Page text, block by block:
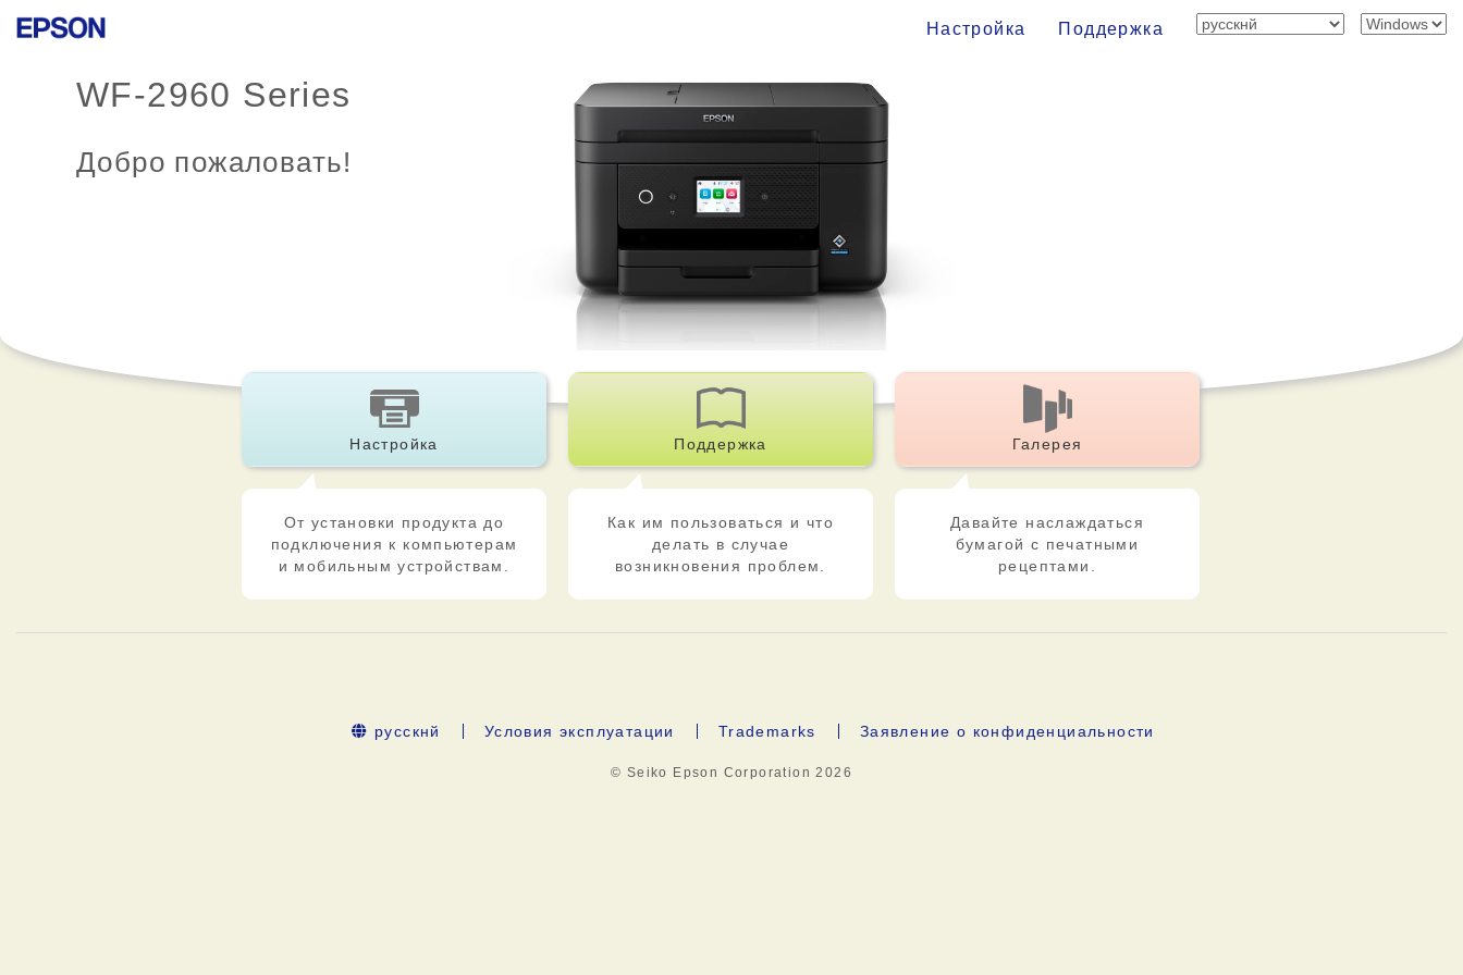
Настройка Поддержка
WF-2960 Series
Добро пожаловать!
Настройка
От установки продукта до
подключения к компьютерам
и мобильным устройствам.
Поддержка
Как им пользоваться и что
делать в случае
возникновения проблем.
Галерея
Давайте наслаждаться
бумагой с печатными
рецептами.
русскнй Условия эксплуатации Trademarks Заявление о конфиденциальности
© Seiko Epson Corporation2026